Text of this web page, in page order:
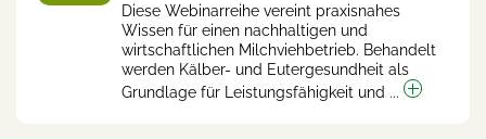
Diese Webinarreihe vereint praxisnahes
Wissen für einen nachhaltigen und
wirtschaftlichen Milchviehbetrieb. Behandelt
werden Kälber- und Eutergesundheit als
Grundlage für Leistungsfähigkeit und ...